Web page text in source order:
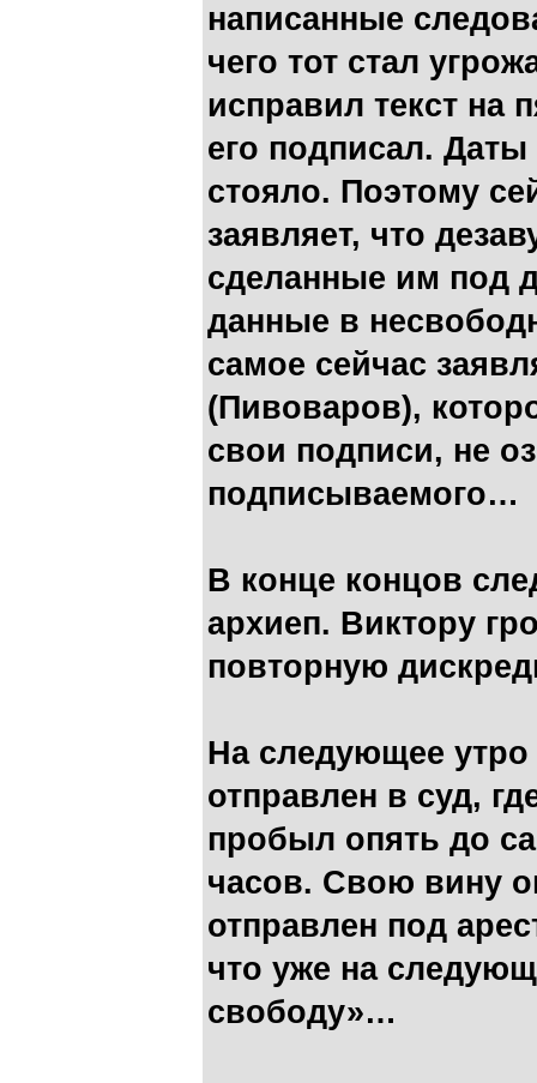
написанные
чего тот стал
исправил текст на
его подписал.
стояло. Поэтому
заявляет, что
сделанные им под
данные в
самое сейчас
(Пивоваров),
свои подписи, не
подписываемого…
В конце концов
архиеп. Виктору
повторную
На следующее
отправлен в суд,
пробыл опять до
часов. Свою вину
отправлен под
что уже на
свободу»…